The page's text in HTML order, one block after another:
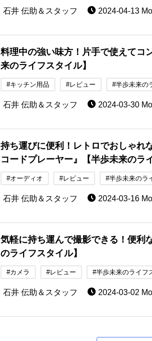
石井 伝助＆スタッフ 2024-04-13
料理中の強い味方！片手で使えてコ
来のライフスタイル】
#キッチン用品 #レビュー #半歩未来の
石井 伝助＆スタッフ 2024-03-30
持ち運びに便利！レトロでおしゃれ
コードプレーヤー』【半歩未来のラ
#オーディオ #レビュー #半歩未来のラ
石井 伝助＆スタッフ 2024-03-16
気軽に持ち運んで撮影できる！便利
のライフスタイル】
#カメラ #レビュー #半歩未来のライフ
石井 伝助＆スタッフ 2024-03-02